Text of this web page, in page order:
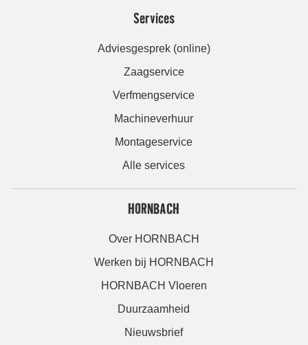
Services
Adviesgesprek (online)
Zaagservice
Verfmengservice
Machineverhuur
Montageservice
Alle services
HORNBACH
Over HORNBACH
Werken bij HORNBACH
HORNBACH Vloeren
Duurzaamheid
Nieuwsbrief